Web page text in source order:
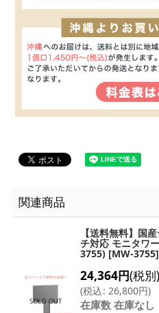
関連商品
【送料無料】国
チ対応 モニタワ
3755) [MW-3755]
24,364円(税別)
(税込: 26,800円)
在庫数 在庫なし